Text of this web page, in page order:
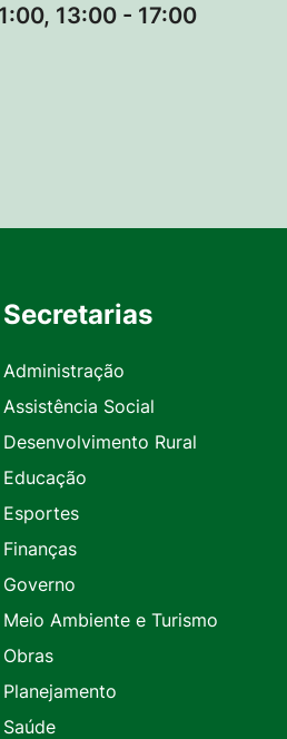
13:00 - 17:00
Secretarias
Administração
Assistência Social
Desenvolvimento Rural
Educação
Esportes
Finanças
Governo
Meio Ambiente e Turismo
Obras
Planejamento
Saúde